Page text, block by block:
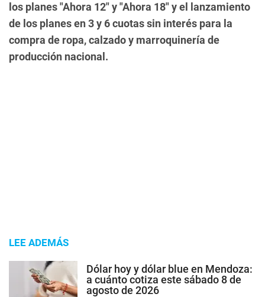
los planes "Ahora 12" y "Ahora 18" y el lanzamiento
de los planes en 3 y 6 cuotas sin interés para la
compra de ropa, calzado y marroquinería de
producción nacional.
LEE ADEMÁS
Dólar hoy y dólar blue en Mendoza:
a cuánto cotiza este sábado 8 de
agosto de 2026